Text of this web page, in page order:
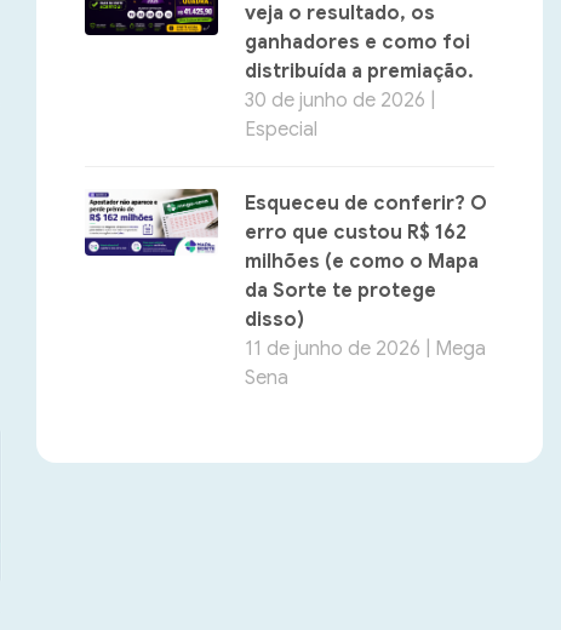
veja o resultado, os
ganhadores e como foi
distribuída a premiação.
30 de junho de 2026 |
Especial
Esqueceu de conferir? O
erro que custou R$ 162
milhões (e como o Mapa
da Sorte te protege
disso)
11 de junho de 2026 | Mega
Sena